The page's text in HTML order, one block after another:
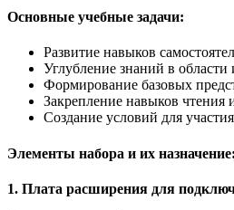
Основные учебные задачи:
Развитие навыков
Углубление знаний в
Формирование базовых
Закрепление навыков чтения
Создание условий для
Элементы набора и их назначение:
1. Плата расширения для